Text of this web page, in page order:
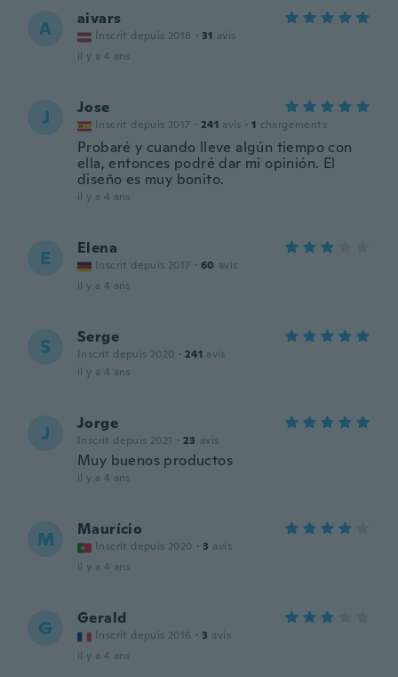
A aivars
Inscrit depuis 2018 · 31 avis
il y a 4 ans
J Jose
Inscrit depuis 2017 · 241 avis · 1 chargements
Probaré y cuando lleve algún tiempo con
ella, entonces podré dar mi opinión. El
diseño es muy bonito.
il y a 4 ans
E Elena
Inscrit depuis 2017 · 60 avis
il y a 4 ans
S Serge
Inscrit depuis 2020 · 241 avis
il y a 4 ans
J Jorge
Inscrit depuis 2021 · 23 avis
Muy buenos productos
il y a 4 ans
M Maurício
Inscrit depuis 2020 · 3 avis
il y a 4 ans
G Gerald
Inscrit depuis 2016 · 3 avis
il y a 4 ans